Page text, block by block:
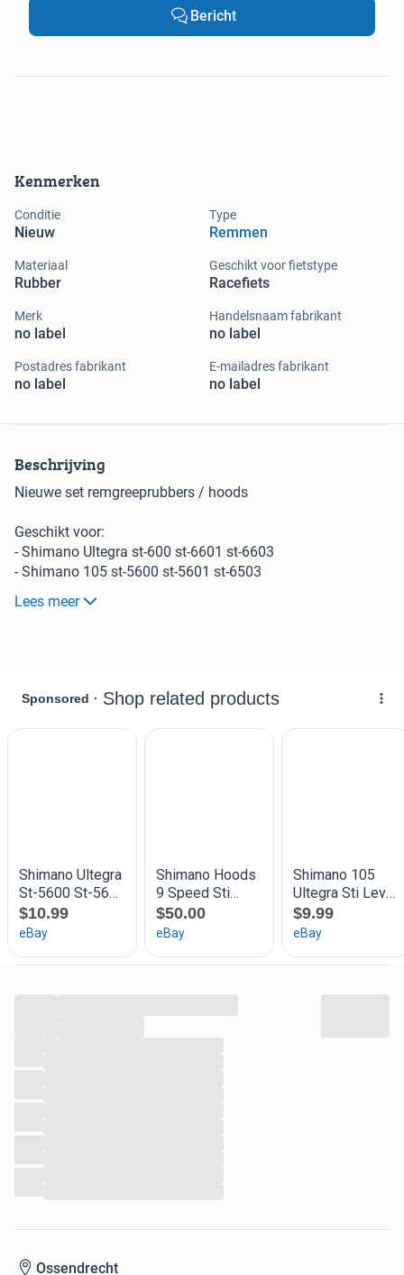
Kenmerken
Conditie
Nieuw
Type
Remmen
Materiaal
Rubber
Geschikt voor fietstype
Racefiets
Merk
no label
Handelsnaam fabrikant
no label
Postadres fabrikant
no label
E-mailadres fabrikant
no label
Beschrijving
Nieuwe set remgreeprubbers / hoods
Geschikt voor:
- Shimano Ultegra st-600 st-6601 st-6603
- Shimano 105 st-5600 st-5601 st-6503
Ook voor deze modellen met Flightdeck
Welk type heb ik?
Sla de huidige remgreeprubbers naar voren. Zie laatste
foto. Daar staat het type nummer.
Bestellen?
Stuur een berichtje en dan maak ik een betaalverzoek.
Voor 15 uur besteld? Dan dezelfde dag verzonden. (Di tm
Zat)
Lees meer
Ossendrecht
Bericht